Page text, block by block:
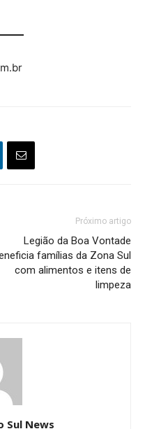
Próximo artigo
Legião da Boa Vontade
famílias da Zona Sul
com alimentos e itens de
limpeza
Sul News